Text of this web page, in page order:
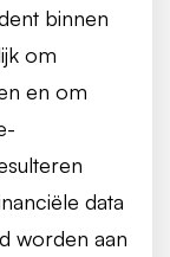
binnen
om
en om
data
worden aan